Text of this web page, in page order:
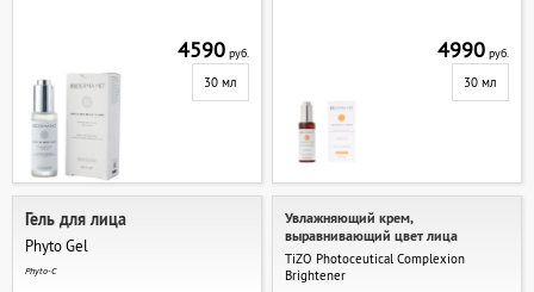
4590руб.
30 мл
4990руб.
30 мл
Гель для лица
Phyto Gel
Phyto-C
Увлажняющий крем,
выравнивающий цвет лица
TiZO Photoceutical Complexion
Brightеner